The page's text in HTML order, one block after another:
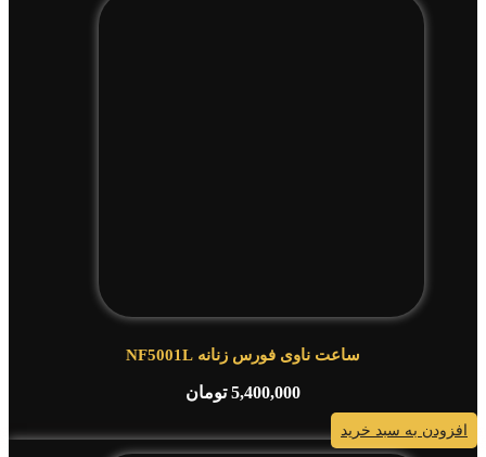
ساعت ناوی فورس زنانه NF5001L
5,400,000 تومان
افزودن به سبد خرید